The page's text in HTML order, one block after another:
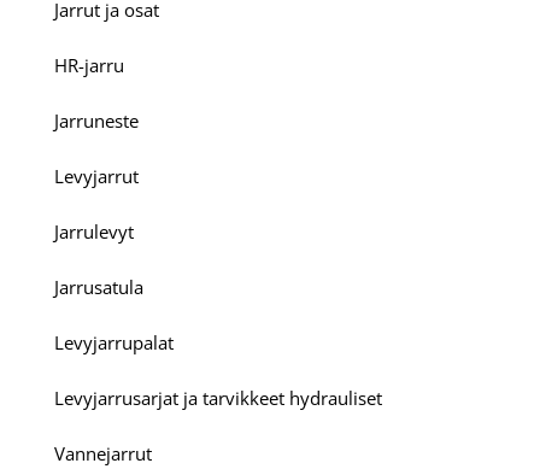
Jarrut ja osat
HR-jarru
Jarruneste
Levyjarrut
Jarrulevyt
Jarrusatula
Levyjarrupalat
Levyjarrusarjat ja tarvikkeet hydrauliset
Vannejarrut